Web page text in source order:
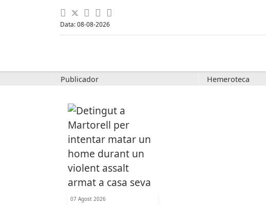
Data: 08-08-2026
Publicador Hemeroteca
07 Agost 2026